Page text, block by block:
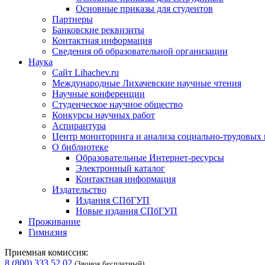
Основные приказы для студентов
Партнеры
Банковские реквизиты
Контактная информация
Сведения об образовательной организации
Наука
Сайт Lihachev.ru
Международные Лихачевские научные чтения
Научные конференции
Студенческое научное общество
Конкурсы научных работ
Аспирантура
Центр мониторинга и анализа социально-трудовых
О библиотеке
Образовательные Интернет-ресурсы
Электронный каталог
Контактная информация
Издательство
Издания СПбГУП
Новые издания СПбГУП
Проживание
Гимназия
Приемная комиссия:
8 (800) 333 52 02